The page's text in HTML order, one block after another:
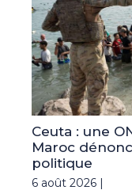
Ceuta : une
Maroc
politique
6 août 2026 |